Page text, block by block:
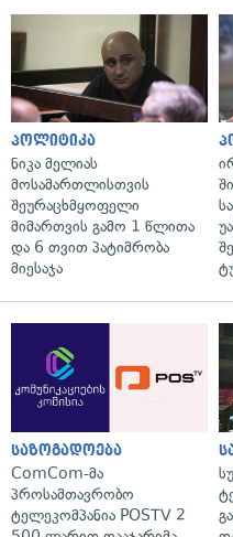
პოლიტიკა
ნიკა მელიას
მოსამართლისთვის
შეურაცხმყოფელი
მიმართვის გამო 1 წლითა
და 6 თვით პატიმრობა
მიესაჯა
საზოგადოება
ComCom-მა
პროსამთავრობო
ტელეკომპანია POSTV 2